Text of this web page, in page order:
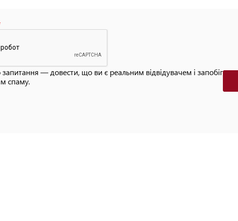
— довести, що ви є реальним відвідувачем і запобігти
спаму.